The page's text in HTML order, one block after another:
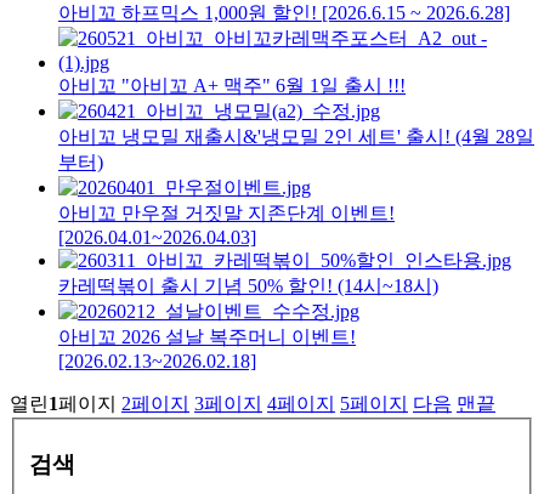
아비꼬 하프믹스 1,000원 할인! [2026.6.15 ~ 2026.6.28]
아비꼬 "아비꼬 A+ 맥주" 6월 1일 출시 !!!
아비꼬 냉모밀 재출시&'냉모밀 2인 세트' 출시! (4월 28일
부터)
아비꼬 만우절 거짓말 지존단계 이벤트!
[2026.04.01~2026.04.03]
카레떡볶이 출시 기념 50% 할인! (14시~18시)
아비꼬 2026 설날 복주머니 이벤트!
[2026.02.13~2026.02.18]
열린1페이지 2페이지 3페이지 4페이지 5페이지 다음 맨끝
검색